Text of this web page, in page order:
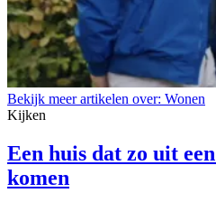
Bekijk meer artikelen over: Wonen
Kijken
Een huis dat zo uit
komen